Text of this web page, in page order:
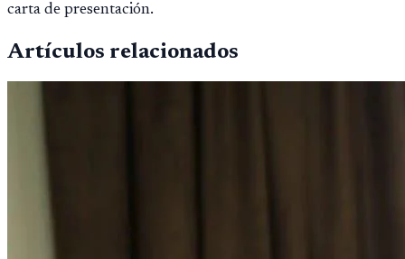
carta de presentación.
Artículos relacionados